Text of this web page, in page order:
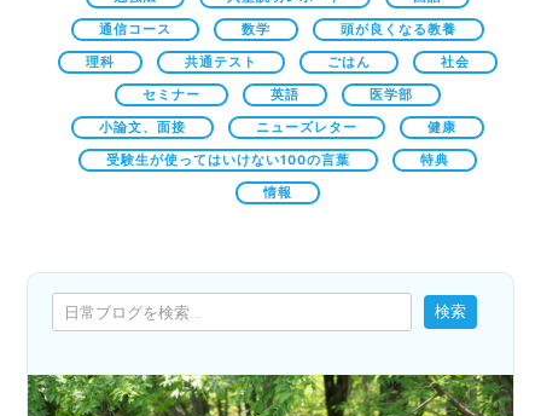
通信コース 数学 頭が良くなる教養
理科 共通テスト ごはん 社会
セミナー 英語 医学部
小論文、面接 ニューズレター 健康
受験生が使ってはいけない100の言葉 特典
情報
検索
検索